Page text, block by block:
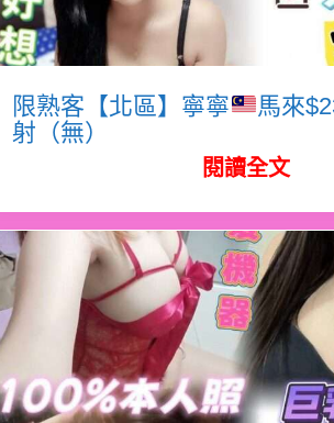
限熟客【北區】寧寧
馬來
射（無）
閱讀全文